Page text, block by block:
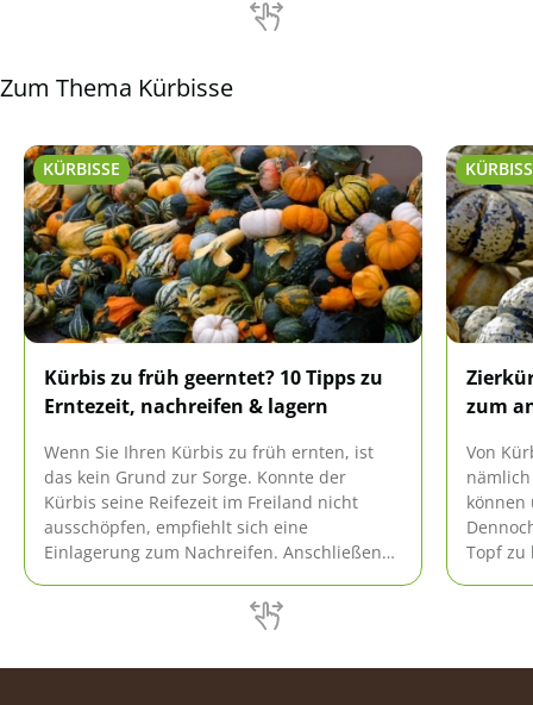
Zum Thema Kürbisse
KÜRBISSE
Kürbis zu früh geerntet? 10 Tipps zu
Erntezeit, nachreifen & lagern
Wenn Sie Ihren Kürbis zu früh ernten, ist
das kein Grund zur Sorge. Konnte der
Kürbis seine Reifezeit im Freiland nicht
ausschöpfen, empfiehlt sich eine
Einlagerung zum Nachreifen. Anschließend
Lagerungsbedingungen bietet.
zum
Von
können
Topf zu